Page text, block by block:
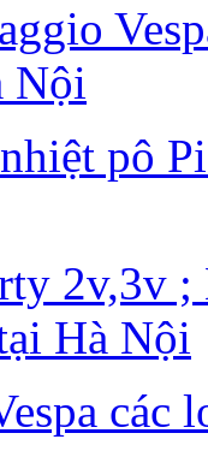
Nội
pô
2v,3v
Hà Nội
các